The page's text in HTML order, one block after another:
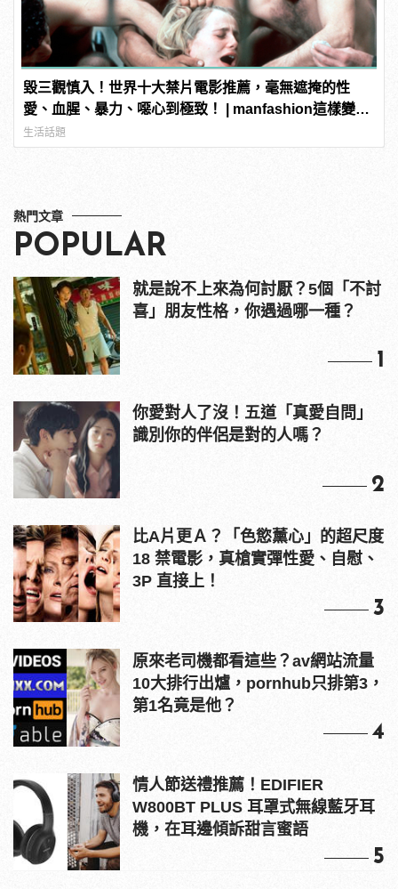
毀三觀慎入！世界十大禁片電影推薦，毫無遮掩的性
愛、血腥、暴力、噁心到極致！ | manfashion這樣變型
男
生活話題
熱門文章
POPULAR
就是說不上來為何討厭？5個「不討
喜」朋友性格，你遇過哪一種？
1
你愛對人了沒！五道「真愛自問」
識別你的伴侶是對的人嗎？
2
比A片更Ａ？「色慾薰心」的超尺度
18 禁電影，真槍實彈性愛、自慰、
3P 直接上！
3
原來老司機都看這些？av網站流量
10大排行出爐，pornhub只排第3，
第1名竟是他？
4
情人節送禮推薦！EDIFIER
W800BT PLUS 耳罩式無線藍牙耳
機，在耳邊傾訴甜言蜜語
5